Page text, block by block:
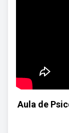
Aula de